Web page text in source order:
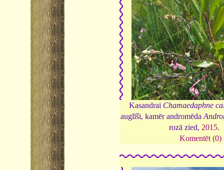
Kasandrai Chamaedaphne
auglīši, kamēr andromēda
rozā zied, 2015.
Komentēt (0)